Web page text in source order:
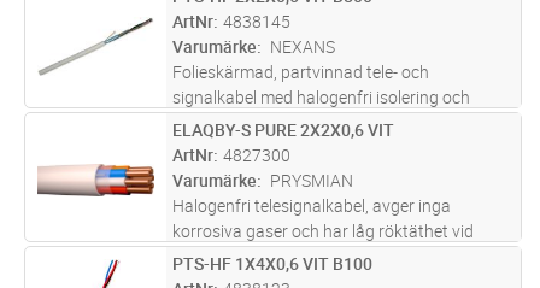
Uppfyller brandkrav enligt CPR klass
Dcas2d2a2.
ArtNr 4838145
Varumärke
NEXANS
Folieskärmad, partvinnad tele- och
signalkabel med halogenfri isolering och
mantel. Används i tele- och
signalanläggningar där skärmad kabel
erfordras. Kabeln förläggs inomhus i fast
förläggning och...läs mer
M Lägg i kundvagn
ELAQBY-S PURE 2X2X0,6 VIT
ArtNr 4827300
Varumärke
PRYSMIAN
Halogenfri telesignalkabel, avger inga
korrosiva gaser och har låg röktäthet vid
brand. I första hand för fast förläggning
inomhus, har flexiblare skärm än ELAQBY.
M Lägg i kundvagn
PTS-HF 1X4X0,6 VIT B100